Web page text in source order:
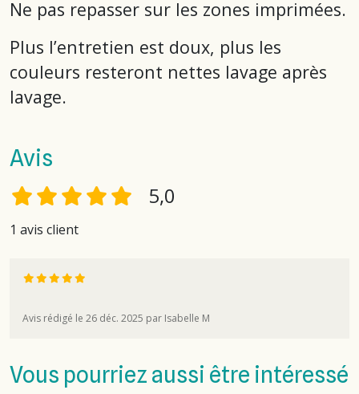
Ne pas repasser sur les zones imprimées.
Plus l’entretien est doux, plus les
couleurs resteront nettes lavage après
lavage.
Avis
5,0
1 avis client
Avis rédigé le 26 déc. 2025 par Isabelle M
Vous pourriez aussi être intéressé